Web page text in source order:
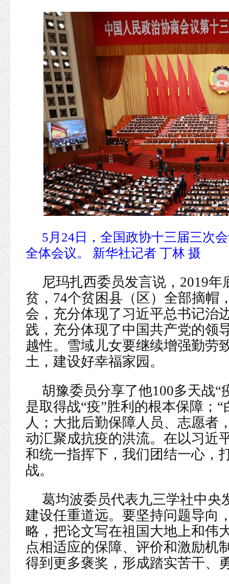
5月24日，全国政协十三届三次
全体会议。 新华社记者 丁林 摄
尼玛扎西委员发言说，2019
贫，74个贫困县（区）全部摘帽
会，充分体现了习近平总书记治
践，充分体现了中国共产党的领
越性。雪域儿女要继续增强勤劳
土，建设好幸福家园。
胡豫委员分享了他100多天战
是取得战“疫”胜利的根本保障；
人；大批后勤保障人员、志愿者
动汇聚成抗疫的洪流。在以习近
和统一指挥下，我们团结一心，
战。
葛均波委员代表九三学社中央
建设任重道远。要坚持问题导向
略，把论文写在祖国大地上和伟
点相适应的保障、评价和激励机
得到更多褒奖，形成踏实苦干、